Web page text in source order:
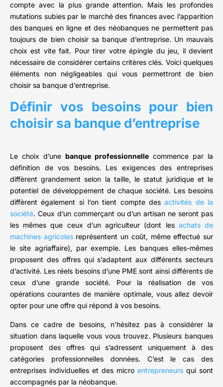
compte avec la plus grande attention. Mais les profondes
mutations subies par le marché des finances avec l’apparition
des banques en ligne et des néobanques ne permettent pas
toujours de bien choisir sa banque d’entreprise. Un mauvais
choix est vite fait. Pour tirer votre épingle du jeu, il devient
nécessaire de considérer certains critères clés. Voici quelques
éléments non négligeables qui vous permettront de bien
choisir sa banque d’entreprise.
Définir vos besoins pour bien
choisir sa banque d’entreprise
Le choix d’une banque professionnelle commence par la
définition de vos besoins. Les exigences des entreprises
diffèrent grandement selon la taille, le statut juridique et le
potentiel de développement de chaque société. Les besoins
diffèrent également si l’on tient compte desactivités de la
société. Ceux d’un commerçant ou d’un artisan ne seront pas
les mêmes que ceux d’un agriculteur (dont les achats de
machines agricolesreprésentent un coût, même effectué sur
le site agriaffaire), par exemple. Les banques elles-mêmes
proposent des offres qui s’adaptent aux différents secteurs
d’activité. Les réels besoins d’une PME sont ainsi différents de
ceux d’une grande société. Pour la réalisation de vos
opérations courantes de manière optimale, vous allez devoir
opter pour une offre qui répond à vos besoins.
Dans ce cadre de besoins, n’hésitez pas à considérer la
situation dans laquelle vous vous trouvez. Plusieurs banques
proposent des offres qui s’adressent uniquement à des
catégories professionnelles données. C’est le cas des
entreprises individuelles et des micro entrepreneurs qui sont
accompagnés par la néobanque.